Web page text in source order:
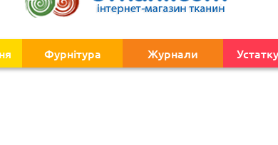
Фурнітура Журнали